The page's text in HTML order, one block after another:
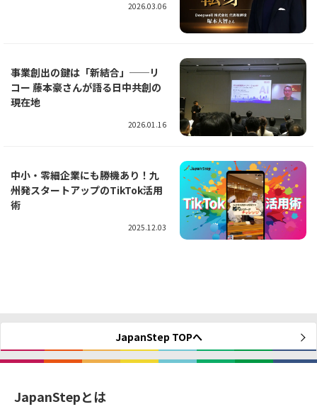
2026.03.06
事業創出の鍵は「新結合」──リ
コー 藤本豪さんが語る日中共創の
現在地
2026.01.16
中小・零細企業にも勝機あり！九
州発スタートアップのTikTok活用
術
2025.12.03
JapanStep TOPへ
JapanStepとは